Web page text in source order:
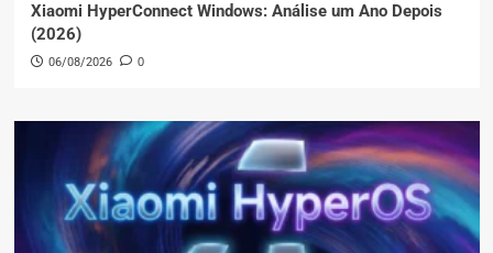
Xiaomi HyperConnect Windows: Análise um Ano Depois
(2026)
06/08/2026 0